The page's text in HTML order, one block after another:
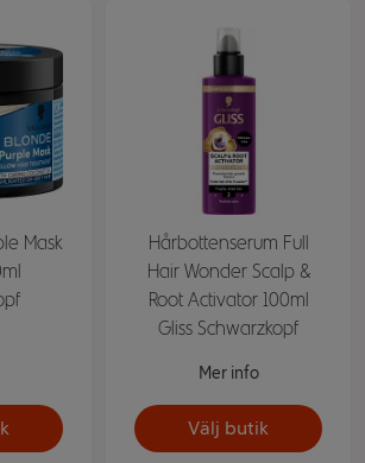
Mask
Hårbottenserum Full
Hair Wonder Scalp &
Root Activator 100ml
Gliss Schwarzkopf
Mer info
Välj butik